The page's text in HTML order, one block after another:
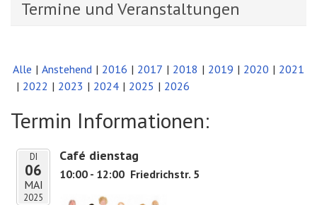
Termine und Veranstaltungen
Alle Anstehend 2016 2017 2018 2019 2020
2021
2022
2023 2024 2025 2026
Termin Informationen:
DI
06
MAI
2025
Café dienstag
10:00 - 12:00 Friedrichstr. 5